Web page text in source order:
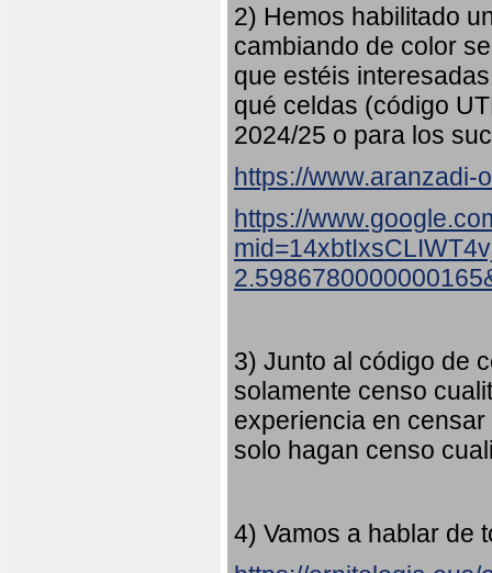
2) Hemos habilitado
cambiando de color
que estéis
qué celdas (código
2024/25 o para los
https://www.aranzadi-
https://
3) Junto al código de
solamente censo
experiencia en
solo hagan censo
4) Vamos a hablar de